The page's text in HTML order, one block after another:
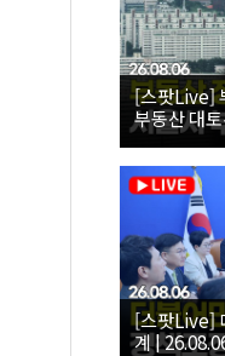
[스팟Live]
부동산 대
[스팟Live]
계 |